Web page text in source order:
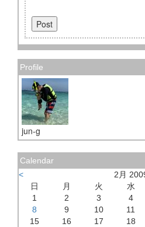
Profile
jun-g
Calendar
<
2月
日
月 火 水
1
2 3 4
8
9 10 11
15
16 17 18